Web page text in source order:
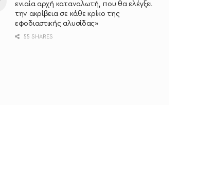
ενιαία αρχή καταναλωτή, που θα ελέγξει
την ακρίβεια σε κάθε κρίκο της
εφοδιαστικής αλυσίδας»
55 SHARES